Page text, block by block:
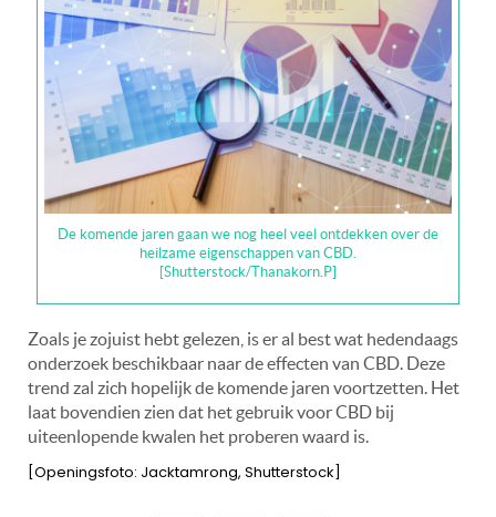
De komende jaren gaan we nog heel veel ontdekken over de
heilzame eigenschappen van CBD.
[Shutterstock/Thanakorn.P]
Zoals je zojuist hebt gelezen, is er al best wat hedendaags
onderzoek beschikbaar naar de effecten van CBD. Deze
trend zal zich hopelijk de komende jaren voortzetten. Het
laat bovendien zien dat het gebruik voor CBD bij
uiteenlopende kwalen het proberen waard is.
[Openingsfoto: Jacktamrong, Shutterstock]